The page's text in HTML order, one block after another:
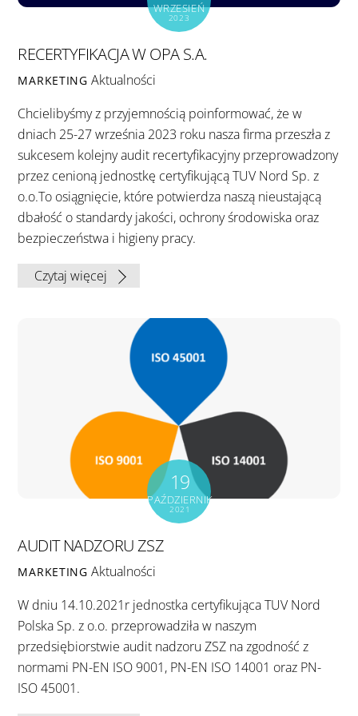
WRZESIEŃ
2023
RECERTYFIKACJA W OPA S.A.
MARKETING Aktualności
Chcielibyśmy z przyjemnością poinformować, że w
dniach 25-27 września 2023 roku nasza firma przeszła z
sukcesem kolejny audit recertyfikacyjny przeprowadzony
przez cenioną jednostkę certyfikującą TUV Nord Sp. z
o.o.To osiągnięcie, które potwierdza naszą nieustającą
dbałość o standardy jakości, ochrony środowiska oraz
bezpieczeństwa i higieny pracy.
Czytaj więcej
19
PAŹDZIERNIK
2021
AUDIT NADZORU ZSZ
MARKETING Aktualności
W dniu 14.10.2021r jednostka certyfikująca TUV Nord
Polska Sp. z o.o. przeprowadziła w naszym
przedsiębiorstwie audit nadzoru ZSZ na zgodność z
normami PN-EN ISO 9001, PN-EN ISO 14001 oraz PN-
ISO 45001.